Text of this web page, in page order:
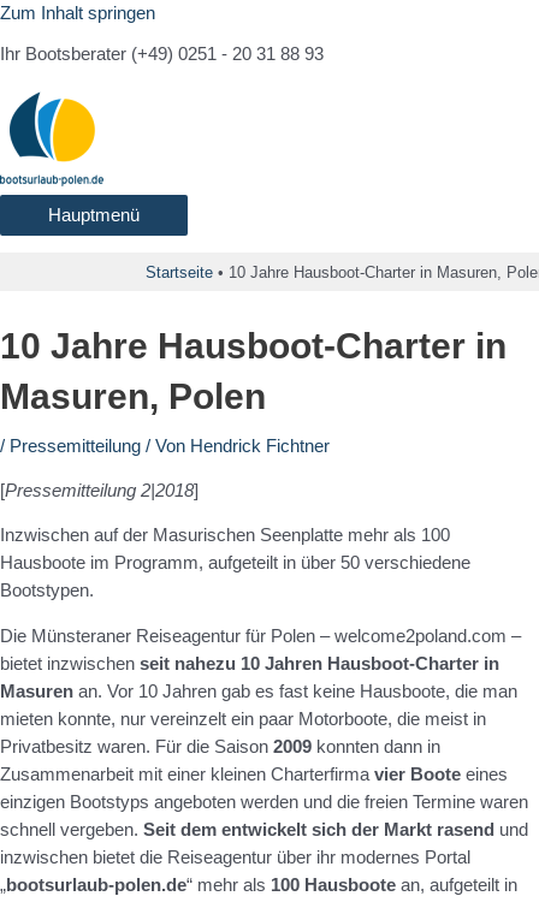
Zum Inhalt springen
Ihr Bootsberater (+49) 0251 - 20 31 88 93
Hauptmenü
Startseite • 10 Jahre Hausboot-Charter in Masuren,
10 Jahre Hausboot-Charter in
Masuren, Polen
/ Pressemitteilung / Von Hendrick Fichtner
[Pressemitteilung 2|2018]
Inzwischen auf der Masurischen Seenplatte mehr als 100
Hausboote im Programm, aufgeteilt in über 50 verschiedene
Bootstypen.
Die Münsteraner Reiseagentur für Polen – welcome2poland.com –
bietet inzwischen seit nahezu 10 Jahren Hausboot-Charter in
Masuren an. Vor 10 Jahren gab es fast keine Hausboote, die man
mieten konnte, nur vereinzelt ein paar Motorboote, die meist in
Privatbesitz waren. Für die Saison 2009 konnten dann in
Zusammenarbeit mit einer kleinen Charterfirma vier Boote eines
einzigen Bootstyps angeboten werden und die freien Termine waren
schnell vergeben. Seit dem entwickelt sich der Markt rasend und
inzwischen bietet die Reiseagentur über ihr modernes Portal
„bootsurlaub-polen.de“ mehr als 100 Hausboote an, aufgeteilt in